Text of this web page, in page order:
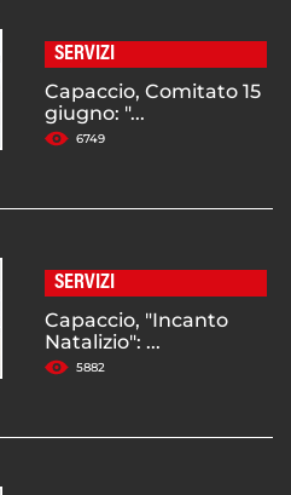
SERVIZI
Capaccio, Comitato 15
giugno: "...
6749
SERVIZI
Capaccio, "Incanto
Natalizio": ...
5882